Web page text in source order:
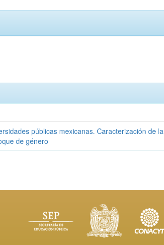
públicas mexicanas. Caracterización de la
de género